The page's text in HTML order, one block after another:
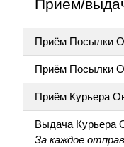
Приём/
Приём Посылки
Приём Посылки
Приём Курьера
Выдача Курьера
За каждое